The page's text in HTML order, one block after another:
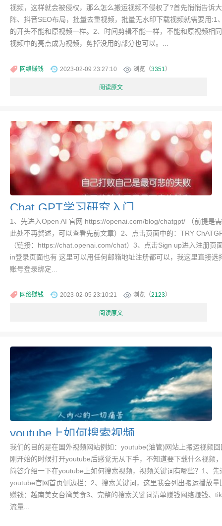
视频，这样就会被侵权，那么怎么搬运视频不侵权了?首先悄悄告诉
阵、抖音SEO布局，批量去重视频，批量无水印下载视频就需要用:1
的开头不能和原视频一样。2、时间剪辑不能一样，不能和原视频相
视频中的亮点成为视频，剪掉没用的部分也可以。...
网络赚钱 2023-02-09 23:27:10 浏览（3351）
阅读原文
Chat GPT学习研究入门
1、先进入Open AI 官网 https://openai.com/blog/chatgpt/ （前提是
此处不再赘述，可以查看先前文章）2、点击页面中的：TRY
（链接：https://chat.openai.com/chat）3、点击Sign up进入注册页
in登录页面也有 这里可以用任何邮箱地址注册都可以，我这里直接选
账号登录绑定...
网络赚钱 2023-02-05 23:10:21 浏览（2123）
阅读原文
youtube上如何搜索视频
我们的目的是在国外视频网站例如：youtube(油管)网站上搬运视频
刚开始的时候打开youtube后感觉无从下手，不知道要下载什么视频
简答介绍一下在youtube上如何搜索视频，视频关键词有哪些？1、先
youtube官网首页侧边栏：2、搜索关键词，这里我会列出搬运播放量
赚钱：越南美女台湾美食3、完整的搜索关键词清单赚钱网络赚钱、
流量...